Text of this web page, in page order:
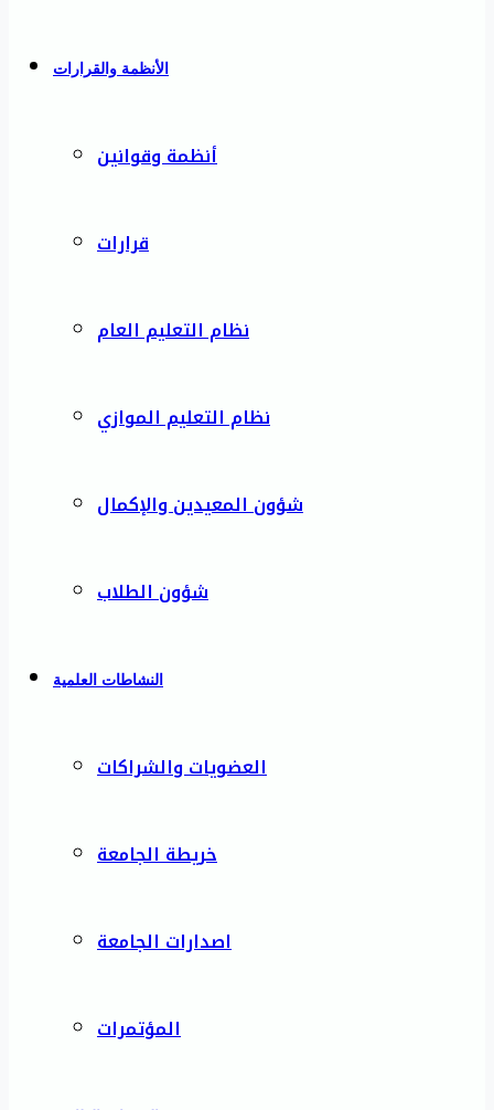
الأنظمة والقرارات
أنظمة وقوانين
قرارات
نظام التعليم العام
نظام التعليم الموازي
شؤون المعيدين والإكمال
شؤون الطلاب
النشاطات العلمية
العضويات والشراكات
خريطة الجامعة
اصدارات الجامعة
المؤتمرات